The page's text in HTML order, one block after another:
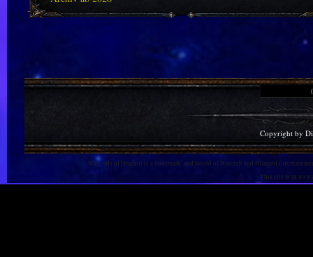
Copyright by
Warlords of Draenor is a trademark, and World of Warcraft and Blizzard
This site is in no